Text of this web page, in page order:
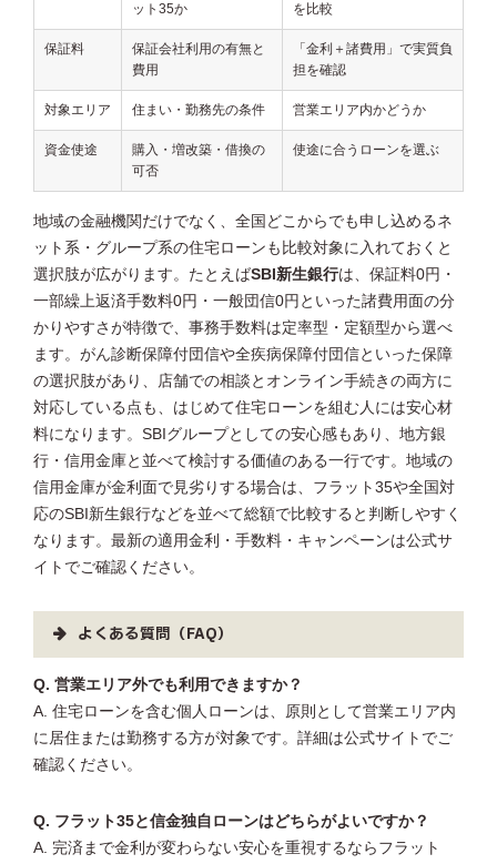
ット35か
を比較
保証料
保証会社利用の有無と
費用
「金利＋諸費用」で実質負
担を確認
対象エリア 住まい・勤務先の条件 営業エリア内かどうか
資金使途
購入・増改築・借換の
可否
使途に合うローンを選ぶ
地域の金融機関だけでなく、全国どこからでも申し込めるネ
ット系・グループ系の住宅ローンも比較対象に入れておくと
選択肢が広がります。たとえばSBI新生銀行は、保証料0円・
一部繰上返済手数料0円・一般団信0円といった諸費用面の分
かりやすさが特徴で、事務手数料は定率型・定額型から選べ
ます。がん診断保障付団信や全疾病保障付団信といった保障
の選択肢があり、店舗での相談とオンライン手続きの両方に
対応している点も、はじめて住宅ローンを組む人には安心材
料になります。SBIグループとしての安心感もあり、地方銀
行・信用金庫と並べて検討する価値のある一行です。地域の
信用金庫が金利面で見劣りする場合は、フラット35や全国対
応のSBI新生銀行などを並べて総額で比較すると判断しやすく
なります。最新の適用金利・手数料・キャンペーンは公式サ
イトでご確認ください。
よくある質問（FAQ）
Q. 営業エリア外でも利用できますか？
A. 住宅ローンを含む個人ローンは、原則として営業エリア内
に居住または勤務する方が対象です。詳細は公式サイトでご
確認ください。
Q. フラット35と信金独自ローンはどちらがよいですか？
A. 完済まで金利が変わらない安心を重視するならフラット